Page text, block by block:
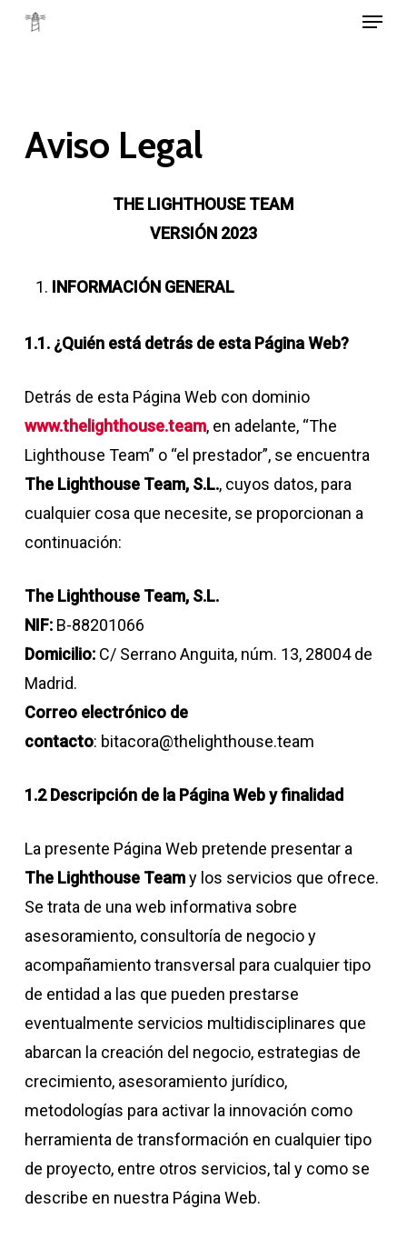
Skip
Menu
Aviso Legal
THE LIGHTHOUSE TEAM
VERSIÓN 2023
INFORMACIÓN GENERAL
1.1. ¿Quién está detrás de esta Página Web?
Detrás de esta Página Web con dominio
www.thelighthouse.team, en adelante, “The
Lighthouse Team” o “el prestador”, se encuentra
The Lighthouse Team, S.L., cuyos datos, para
cualquier cosa que necesite, se proporcionan a
continuación:
The Lighthouse Team, S.L.
NIF:B-88201066
Domicilio:C/ Serrano Anguita, núm. 13, 28004 de
Madrid.
Correo electrónico de
contacto: bitacora@thelighthouse.team
1.2 Descripción de la Página Web y finalidad
La presente Página Web pretende presentar a
The Lighthouse Teamy los servicios que ofrece.
Se trata de una web informativa sobre
asesoramiento, consultoría de negocio y
acompañamiento transversal para cualquier tipo
de entidad a las que pueden prestarse
eventualmente servicios multidisciplinares que
abarcan la creación del negocio, estrategias de
crecimiento, asesoramiento jurídico,
metodologías para activar la innovación como
herramienta de transformación en cualquier tipo
de proyecto, entre otros servicios, tal y como se
describe en nuestra Página Web.